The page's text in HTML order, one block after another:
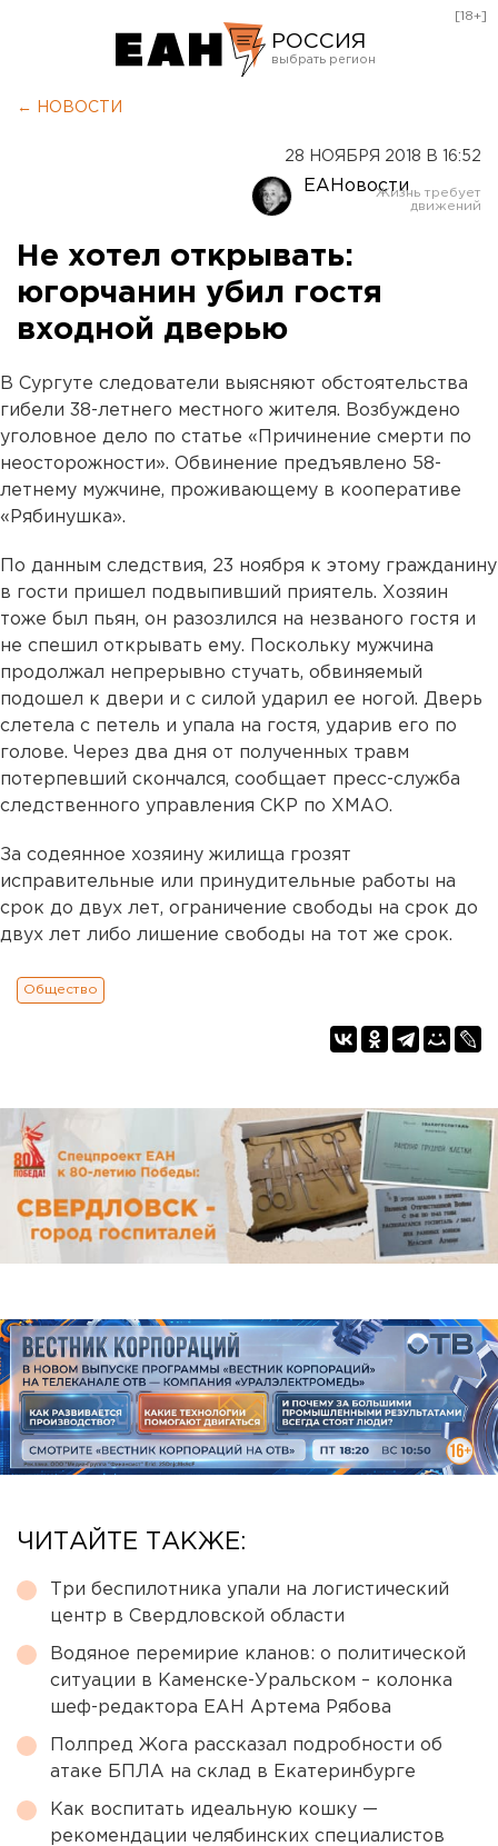
РОССИЯ
Оренбург
[18+]
← НОВОСТИ
28 НОЯБРЯ 2018 В 16:52
ЕАНовости
Не хотел открывать:
югорчанин убил гостя
входной дверью
В Сургуте следователи выясняют обстоятельства
гибели 38-летнего местного жителя. Возбуждено
уголовное дело по статье «Причинение смерти по
неосторожности». Обвинение предъявлено 58-
летнему мужчине, проживающему в кооперативе
«Рябинушка».
По данным следствия, 23 ноября к этому гражданину
в гости пришел подвыпивший приятель. Хозяин
тоже был пьян, он разозлился на незваного гостя и
не спешил открывать ему. Поскольку мужчина
продолжал непрерывно стучать, обвиняемый
подошел к двери и с силой ударил ее ногой. Дверь
слетела с петель и упала на гостя, ударив его по
голове. Через два дня от полученных травм
потерпевший скончался, сообщает пресс-служба
следственного управления СКР по ХМАО.
За содеянное хозяину жилища грозят
исправительные или принудительные работы на
срок до двух лет, ограничение свободы на срок до
двух лет либо лишение свободы на тот же срок.
Общество
ЧИТАЙТЕ ТАКЖЕ:
Три беспилотника упали на логистический
центр в Свердловской области
Водяное перемирие кланов: о политической
ситуации в Каменске-Уральском – колонка
шеф-редактора ЕАН Артема Рябова
Полпред Жога рассказал подробности об
атаке БПЛА на склад в Екатеринбурге
Как воспитать идеальную кошку —
рекомендации челябинских специалистов